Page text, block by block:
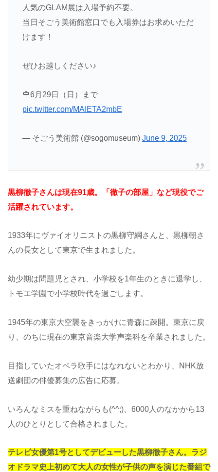
人気のGLAM展は入場予約不要。
当日そごう美術館窓口でも入場券はお求めいただ
けます！
ぜひお越しください♪
🌹6月29日（日）まで
pic.twitter.com/MAIETA2mbE
— そごう美術館 (@sogomuseum) June 9, 2025
黒柳徹子さんは現在91歳。「徹子の部屋」など現役でご
活躍されています。
1933年にヴァイオリニストの黒柳守綱さんと、黒柳朝さ
んの長女として東京で生まれました。
幼少期は問題児とされ、小学校を1年生のときに退学し、
トモエ学園で小学校時代を過ごします。
1945年の東京大空襲をきっかけに青森に疎開。東京に戻
り、のちに現在の東京音楽大学声楽科を卒業されました。
目指していたオペラ歌手にはなれないとわかり、NHK放
送劇団の俳優募集の広告に応募。
いろんなミスを重ねながらも(^^;)、6000人のなかから13
人のひとりとして合格されました。
テレビ女優第1号としてデビューした黒柳徹子さん。ラジ
オドラマ史上初めて大人の女性が子供の声を演じた番組で